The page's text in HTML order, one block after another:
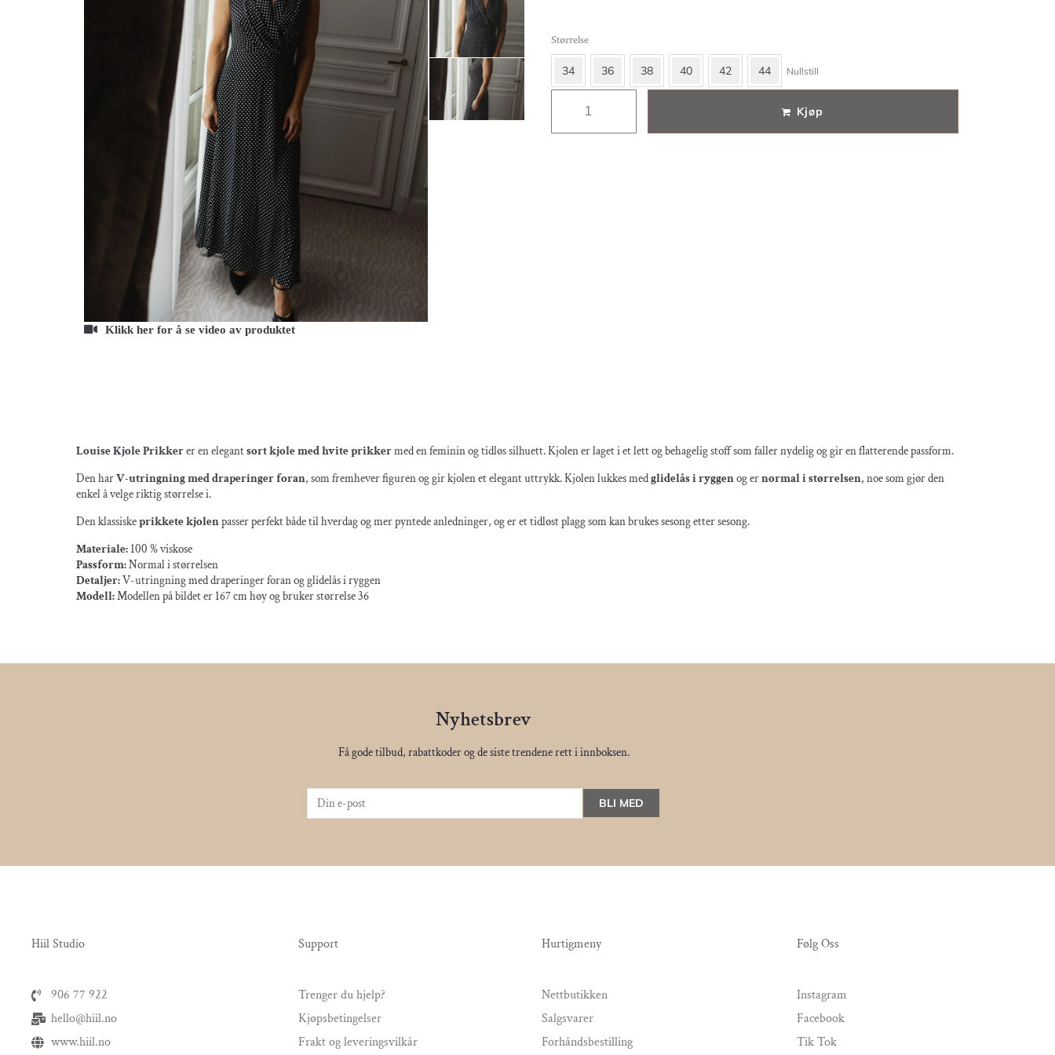
Størrelse
34 36 38 40 42 44 Nullstill
Kjøp
Louise Kjole Prikkerer en elegantsort kjole med hvite prikkermed en feminin og tidløs silhuett. Kjolen er laget i et lett og behagelig stoff som faller nydelig og gir en flatterende passform.
Den harV-utringning med draperinger foran, som fremhever figuren og gir kjolen et elegant uttrykk. Kjolen lukkes medglidelås i ryggenog ernormal i størrelsen, noe som gjør den
enkel å velge riktig størrelse i.
Den klassiskeprikkete kjolenpasser perfekt både til hverdag og mer pyntede anledninger, og er et tidløst plagg som kan brukes sesong etter sesong.
Materiale: 100 % viskose
Passform:Normal i størrelsen
Detaljer:V-utringning med draperinger foran og glidelås i ryggen
Modell:Modellen på bildet er 167 cm høy og bruker størrelse 36
Nyhetsbrev
Få gode tilbud, rabattkoder og de siste trendene rett i innboksen.
BLI MED
Hiil Studio
906 77 922
hello@hiil.no
www.hiil.no
Support
Trenger du hjelp?
Kjøpsbetingelser
Frakt og leveringsvilkår
Hurtigmeny
Nettbutikken
Salgsvarer
Forhåndsbestilling
Følg Oss
Instagram
Facebook
Tik Tok